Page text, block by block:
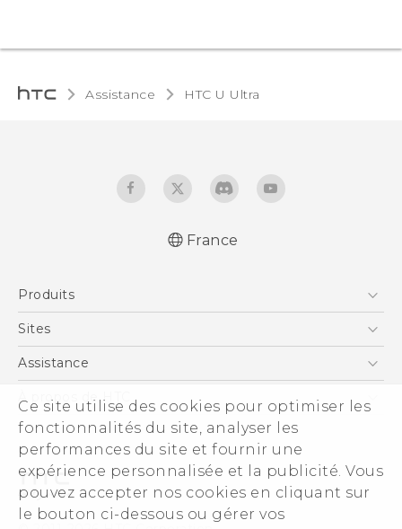
Ce site utilise des cookies pour optimiser les
fonctionnalités du site, analyser les
performances du site et fournir une
expérience personnalisée et la publicité. Vous
pouvez accepter nos cookies en cliquant sur
le bouton ci-dessous ou gérer vos
Assistance HTC U Ultra‎
réglementation
English - Safety and regulatory guide
France
Produits
Smartphones
Vive
Accessoires
Sites
HTC Vive
HTC Pro
Assistance
eCommerce Support
À propos de HTC
ESG
Informations sur la société
Sécurité du produit
Politique de confidentialité